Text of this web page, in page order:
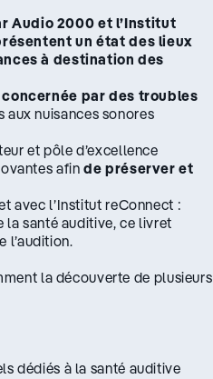
Audio 2000 et l’Institut
un état des lieux
à destination des
par des troubles
aux nuisances sonores
et pôle d’excellence
afinde préserver et
avec l’Institut reConnect :
la santé auditive, ce livret
l’audition.
la découverte de plusieurs
dédiés à la santé auditive